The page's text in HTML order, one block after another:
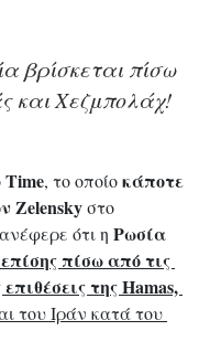
βρίσκεται πίσω
και Χεζμπολάχ!
Time, το οποίο κάποτε
Zelensky στο
ότι η Ρωσία
πίσω από τις
της Hamas,
του Ιράν κατά του